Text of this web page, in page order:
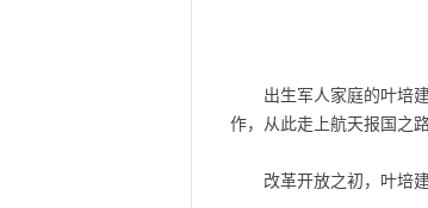
出生军人家庭的叶培
作，从此走上航天报国之路
改革开放之初，叶培